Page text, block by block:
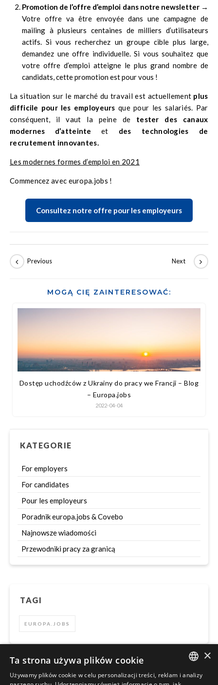
Promotion de l’offre d’emploi dans notre newsletter→
Votre offre va être envoyée dans une campagne de
mailing à plusieurs centaines de milliers d’utilisateurs
actifs. Si vous recherchez un groupe cible plus large,
demandez une offre individuelle. Si vous souhaitez que
votre offre d’emploi atteigne le plus grand nombre de
candidats, cette promotion est pour vous !
La situation sur le marché du travail est actuellement plus
difficile pour les employeurs que pour les salariés. Par
conséquent, il vaut la peine de tester des canaux
modernes d’atteinte et des technologies de
recrutement innovantes.
Les modernes formes d’emploi en 2021
Commencez avec europa.jobs !
Consultez notre offre pour les employeurs
MOGĄ CIĘ ZAINTERESOWAĆ:
Dostęp uchodźców z Ukrainy do pracy we Francji – Blog
– Europa.jobs
2022-04-04
KATEGORIE
For employers
For candidates
Pour les employeurs
Poradnik europa.jobs & Covebo
Najnowsze wiadomości
Przewodniki pracy za granicą
TAGI
EUROPA.JOBS
Szukaj
×
Ta strona używa plików cookie
Używamy plików cookie w celu personalizacji treści, reklam i analizy